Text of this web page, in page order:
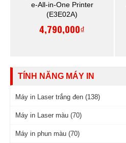
e-All-in-One Printer
(E3E02A)
4,790,000₫
TÍNH NĂNG MÁY IN
Máy in Laser trắng đen (138)
Máy in Laser màu (70)
Máy in phun màu (70)